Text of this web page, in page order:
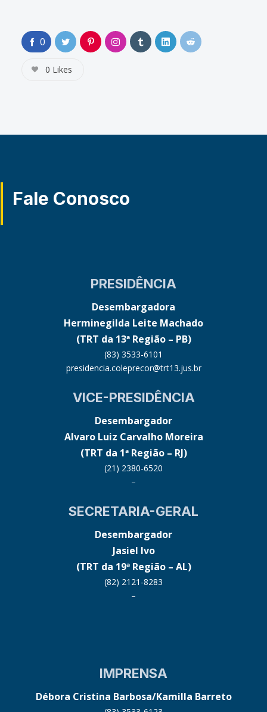
0
0 Likes
Fale Conosco
PRESIDÊNCIA
Desembargadora
Herminegilda Leite Machado
(TRT da 13ª Região – PB)
(83) 3533-6101
presidencia.coleprecor@trt13.jus.br
VICE-PRESIDÊNCIA
Desembargador
Alvaro Luiz Carvalho Moreira
(TRT da 1ª Região – RJ)
(21) 2380-6520
–
SECRETARIA-GERAL
Desembargador
Jasiel Ivo
(TRT da 19ª Região – AL)
(82) 2121-8283
–
IMPRENSA
Débora Cristina Barbosa/Kamilla Barreto